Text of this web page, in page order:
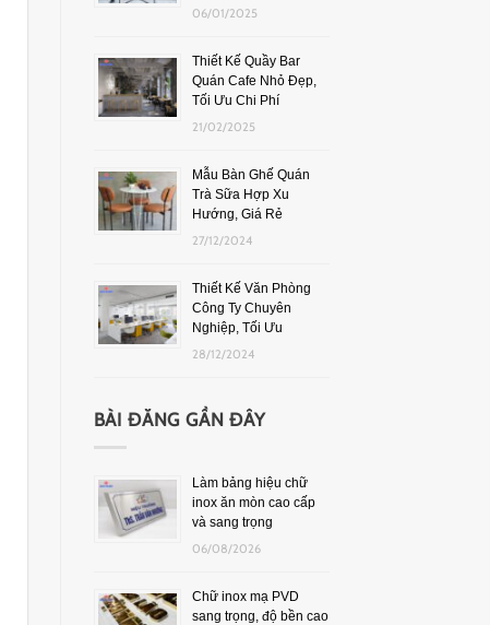
06/01/2025
Thiết Kế Quầy Bar
Quán Cafe Nhỏ Đẹp,
Tối Ưu Chi Phí
21/02/2025
Mẫu Bàn Ghế Quán
Trà Sữa Hợp Xu
Hướng, Giá Rẻ
27/12/2024
Thiết Kế Văn Phòng
Công Ty Chuyên
Nghiệp, Tối Ưu
28/12/2024
BÀI ĐĂNG GẦN ĐÂY
Làm bảng hiệu chữ
inox ăn mòn cao cấp
và sang trọng
06/08/2026
Chữ inox mạ PVD
sang trọng, độ bền cao